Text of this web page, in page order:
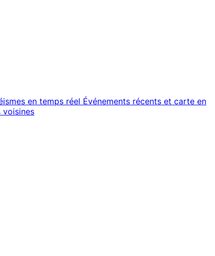
en temps réel Événements récents et carte en
voisines